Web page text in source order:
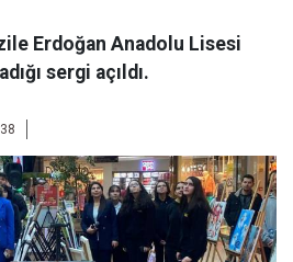
Erdoğan Anadolu Lisesi
sergi açıldı.